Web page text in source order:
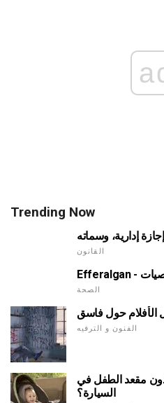
Trending Now
إجازة إدارية، وسماته
القانون
الصحة
الأفلام حول فاسق
الفنون و الترفيه
مقعد الطفل في
السيارة؟